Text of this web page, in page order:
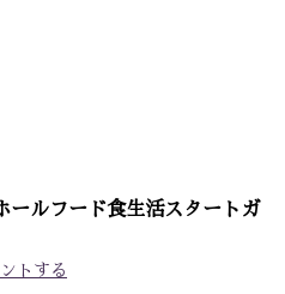
ールフード食生活スタートガ
トする